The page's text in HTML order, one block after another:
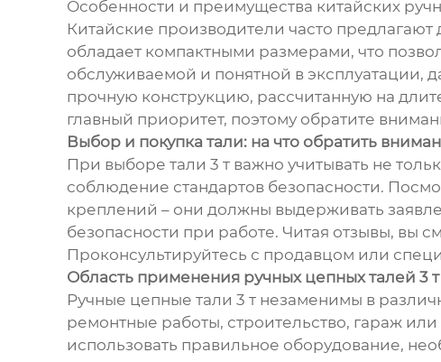
Особенности и преимущества китайских
Китайские производители часто
обладает компактными размерами, что
обслуживаемой и понятной в эксплуатации,
прочную конструкцию, рассчитанную на
главный приоритет, поэтому обратите
Выбор и покупка тали: на что обратить
При выборе тали 3 т важно учитывать не
соблюдение стандартов безопасности.
креплений – они должны выдерживать
безопасности при работе. Читая отзывы, вы
Проконсультируйтесь с продавцом или
Область применения ручных цепных талей 3 т
Ручные цепные тали 3 т незаменимы в
ремонтные работы, строительство, гараж
использовать правильное оборудование,